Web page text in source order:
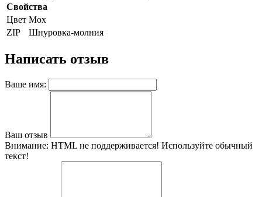
Свойства
Цвет Мох
ZIP
Шнуровка-молния
Написать отзыв
Ваше имя:
Ваш отзыв
Внимание: HTML не поддерживается! Используйте обычный
текст!